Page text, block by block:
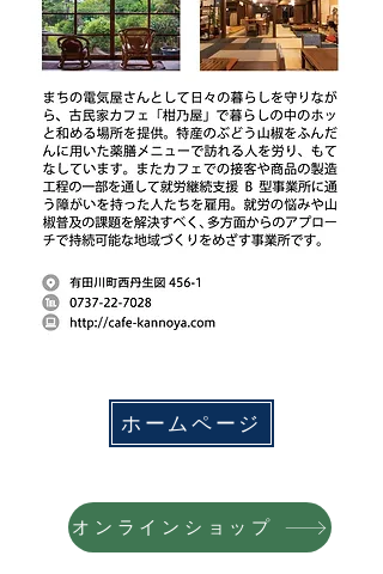
ホームページ
オンラインショップ